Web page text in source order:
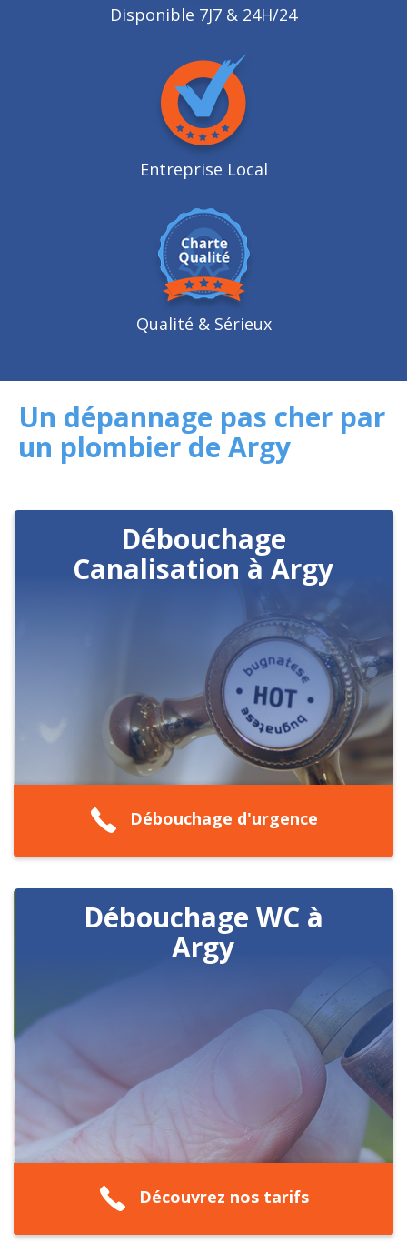
Disponible 7J7 & 24H/24
Entreprise Local
Qualité & Sérieux
Un dépannage pas cher par
un plombier de Argy
Débouchage
Canalisation à Argy
Débouchage d'urgence
Débouchage WC à
Argy
Découvrez nos tarifs